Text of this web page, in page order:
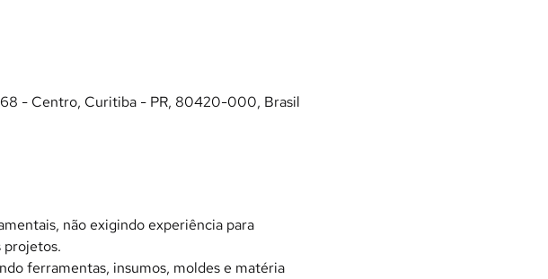
- Centro, Curitiba - PR, 80420-000, Brasil
não exigindo experiência para
projetos.
ferramentas, insumos, moldes e matéria